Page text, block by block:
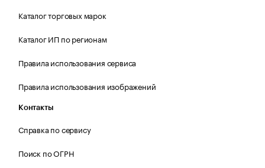
Каталог торговых марок
Каталог ИП по регионам
Правила использования сервиса
Правила использования изображений
Контакты
Справка по сервису
Поиск по ОГРН